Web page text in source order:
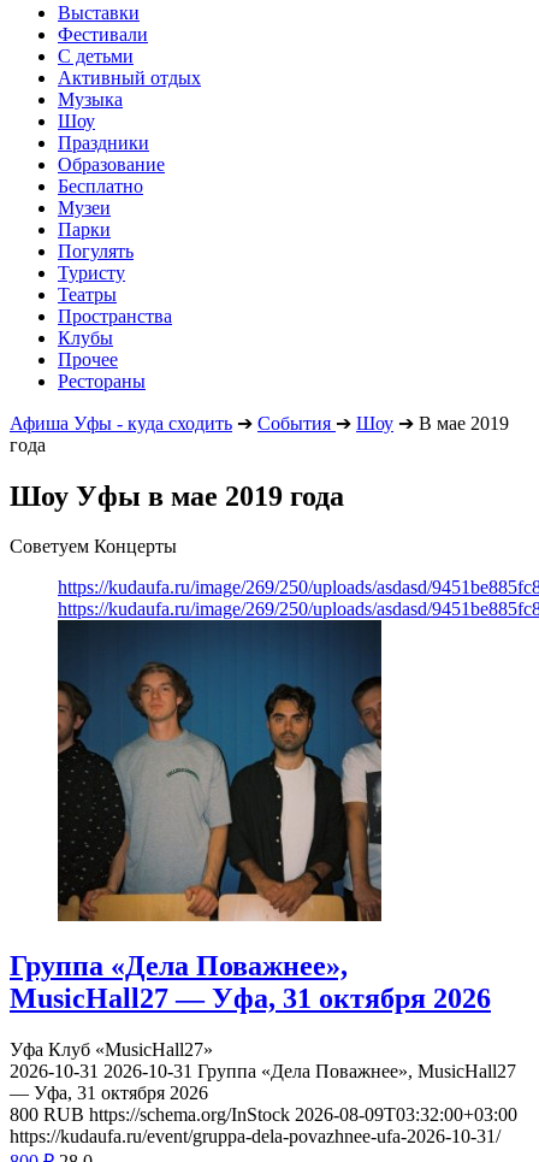
Выставки
Фестивали
С детьми
Активный отдых
Музыка
Шоу
Праздники
Образование
Бесплатно
Музеи
Парки
Погулять
Туристу
Театры
Пространства
Клубы
Прочее
Рестораны
Афиша Уфы - куда сходить ➔ События ➔ Шоу ➔ В мае 2019
года
Шоу Уфы в мае 2019 года
Советуем Концерты
https://kudaufa.ru/image/269/250/uploads/asdasd/
https://kudaufa.ru/image/269/250/uploads/asdasd/
Группа «Дела Поважнее»,
MusicHall27 — Уфа, 31 октября 2026
Уфа Клуб «MusicHall27»
2026-10-31 2026-10-31 Группа «Дела Поважнее», MusicHall27
— Уфа, 31 октября 2026
800 RUB https://schema.org/InStock 2026-08-09T03:32:00+03:00
https://kudaufa.ru/event/gruppa-dela-povazhnee-ufa-2026-10-31/